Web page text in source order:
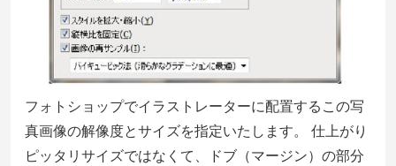
フォトショップでイラストレーターに配置するこの写
真画像の解像度とサイズを指定いたします。 仕上がり
ピッタリサイズではなくて、ドブ（マージン）の部分